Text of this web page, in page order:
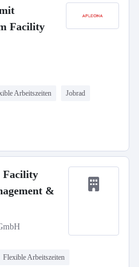
Facility
Arbeitszeiten Jobrad
Facility
&
Flexible Arbeitszeiten